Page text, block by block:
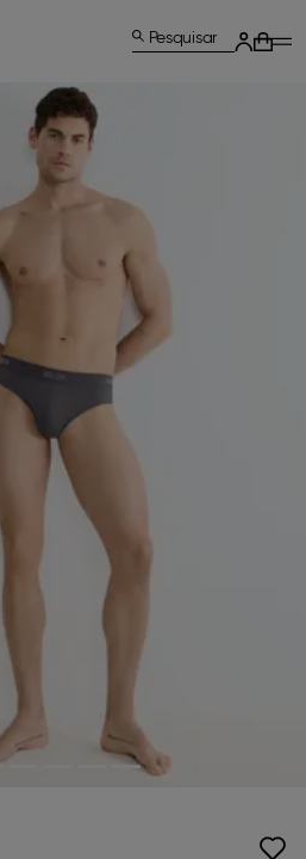
Pesquisar